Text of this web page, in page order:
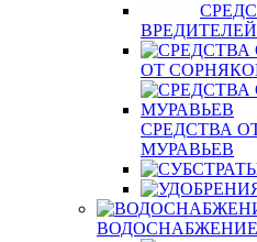
ВРЕДИТЕЛЕЙ
ОТ
СРЕДСТВА
МУРАВЬЕВ